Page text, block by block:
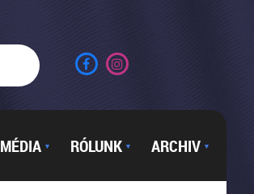
MÉDIA ▼ RÓLUNK ▼ ARCHIV ▼